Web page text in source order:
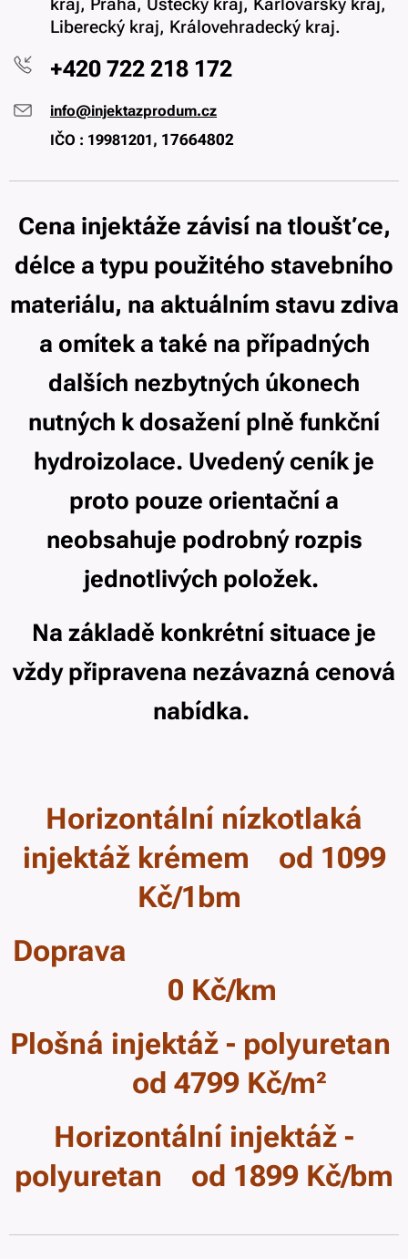
Liberecký kraj, Královehradecký kraj.
+420 722 218 172
info@injektazprodum.cz
IČO : 19981201, 17664802
Cena injektáže závisí na tloušťce,
délce a typu použitého stavebního
materiálu, na aktuálním stavu zdiva
a omítek a také na případných
dalších nezbytných úkonech
nutných k dosažení plně funkční
hydroizolace. Uvedený ceník je
proto pouze orientační a
neobsahuje podrobný rozpis
jednotlivých položek.
Na základě konkrétní situace je
vždy připravena nezávazná cenová
nabídka.
Horizontální nízkotlaká
injektáž krémem od 1099
Kč/1bm
Doprava
0 Kč/km
Plošná injektáž - polyuretan
od 4799 Kč/m²
Horizontální injektáž -
polyuretan od 1899 Kč/bm